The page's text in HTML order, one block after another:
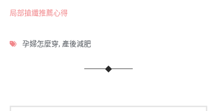
局部搶纖推薦心得
孕婦怎麼穿, 產後減肥